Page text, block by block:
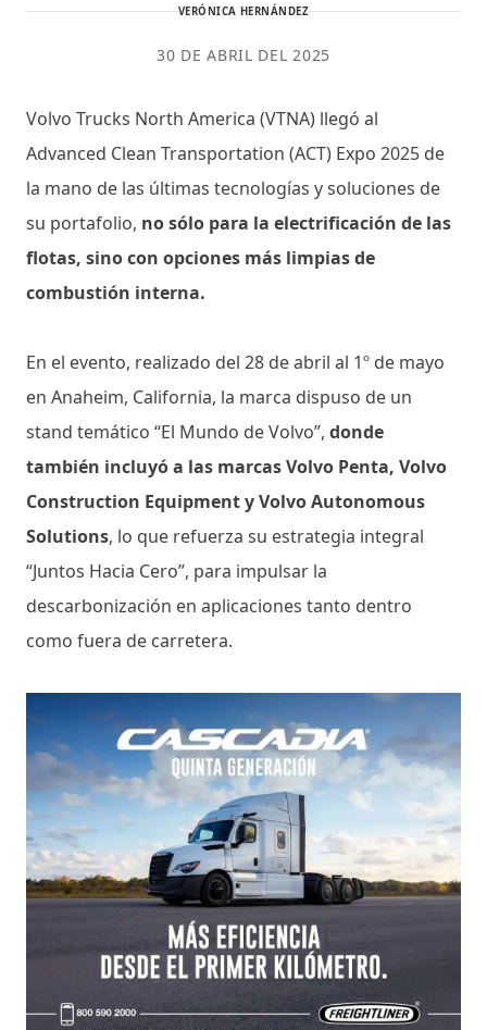
VERÓNICA HERNÁNDEZ
30 DE ABRIL DEL 2025
Volvo Trucks North America (VTNA) llegó al
Advanced Clean Transportation (ACT) Expo 2025 de
la mano de las últimas tecnologías y soluciones de
su portafolio, no sólo para la electrificación de las
flotas, sino con opciones más limpias de
combustión interna.
En el evento, realizado del 28 de abril al 1º de mayo
en Anaheim, California, la marca dispuso de un
stand temático “El Mundo de Volvo”, donde
también incluyó a las marcas Volvo Penta, Volvo
Construction Equipment y Volvo Autonomous
Solutions, lo que refuerza su estrategia integral
“Juntos Hacia Cero”, para impulsar la
descarbonización en aplicaciones tanto dentro
como fuera de carretera.